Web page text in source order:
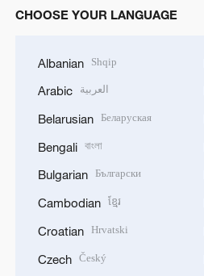
CHOOSE YOUR LANGUAGE
Albanian Shqip
Arabic العربية
Belarusian Беларуская
Bengali বাংলা
Bulgarian Български
Cambodian ខ្មែរ
Croatian Hrvatski
Czech Český